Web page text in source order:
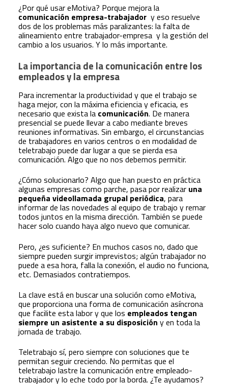
¿Por qué usar eMotiva? Porque mejora la
comunicación empresa-trabajador y eso resuelve
dos de los problemas más paralizantes: la falta de
alineamiento entre trabajador-empresa y la gestión del
cambio a los usuarios. Y lo más importante.
La importancia de la comunicación entre los
empleados y la empresa
Para incrementar la productividad y que el trabajo se
haga mejor, con la máxima eficiencia y eficacia, es
necesario que exista la comunicación. De manera
presencial se puede llevar a cabo mediante breves
reuniones informativas. Sin embargo, el circunstancias
de trabajadores en varios centros o en modalidad de
teletrabajo puede dar lugar a que se pierda esa
comunicación. Algo que no nos debemos permitir.
¿Cómo solucionarlo? Algo que han puesto en práctica
algunas empresas como parche, pasa por realizar una
pequeña videollamada grupal periódica, para
informar de las novedades al equipo de trabajo y remar
todos juntos en la misma dirección. También se puede
hacer solo cuando haya algo nuevo que comunicar.
Pero, ¿es suficiente? En muchos casos no, dado que
siempre pueden surgir imprevistos; algún trabajador no
puede a esa hora, falla la conexión, el audio no funciona,
etc. Demasiados contratiempos.
La clave está en buscar una solución como eMotiva,
que proporciona una forma de comunicación asíncrona
que facilite esta labor y que los empleados tengan
siempre un asistente a su disposición y en toda la
jornada de trabajo.
Teletrabajo sí, pero siempre con soluciones que te
permitan seguir creciendo. No permitas que el
teletrabajo lastre la comunicación entre empleado-
trabajador y lo eche todo por la borda. ¿Te ayudamos?